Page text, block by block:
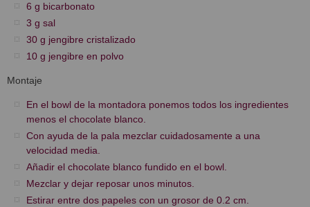
6 g bicarbonato
3 g sal
30 g jengibre cristalizado
10 g jengibre en polvo
Montaje
En el bowl de la montadora ponemos todos los ingredientes
menos el chocolate blanco.
Con ayuda de la pala mezclar cuidadosamente a una
velocidad media.
Añadir el chocolate blanco fundido en el bowl.
Mezclar y dejar reposar unos minutos.
Estirar entre dos papeles con un grosor de 0.2 cm.